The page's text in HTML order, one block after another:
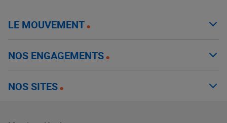
LE MOUVEMENT
NOS ENGAGEMENTS
NOS SITES